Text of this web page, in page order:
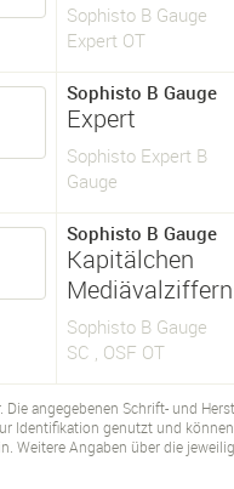
Sophisto B Gauge
Expert OT
Sophisto B Gauge
Expert
Sophisto Expert B
Gauge
Sophisto B Gauge
Kapitälchen
Mediävalziffern
Sophisto B Gauge
SC , OSF OT
Die angegebenen Schrift- und
Identifikation genutzt und
Weitere Angaben über die